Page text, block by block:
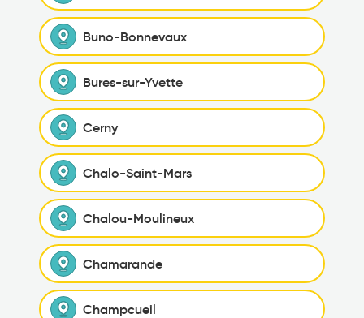
Buno-Bonnevaux
Bures-sur-Yvette
Cerny
Chalo-Saint-Mars
Chalou-Moulineux
Chamarande
Champcueil